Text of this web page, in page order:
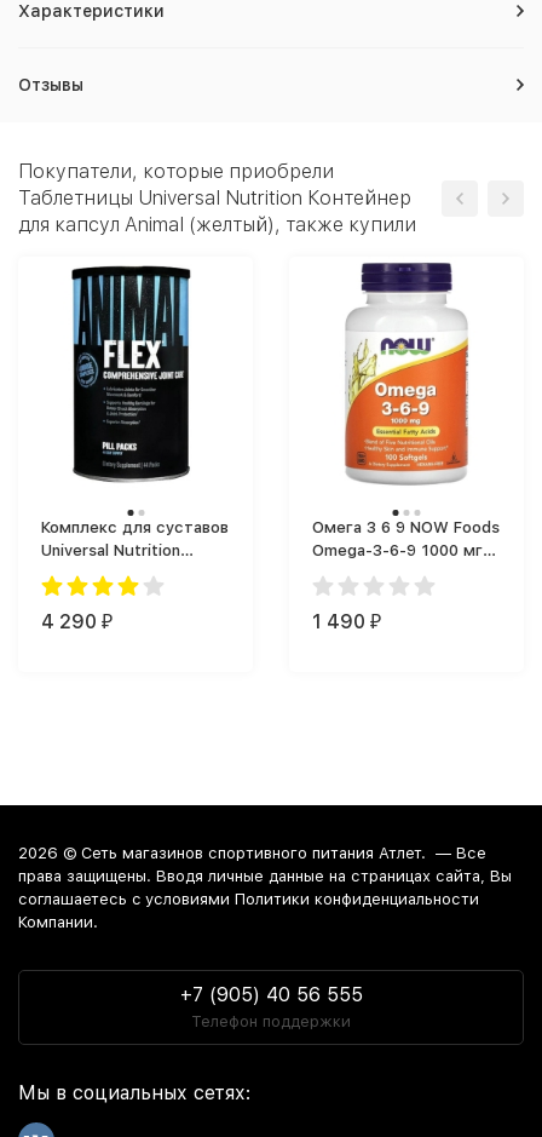
Характеристики
Отзывы
Покупатели, которые приобрели
Таблетницы Universal Nutrition Контейнер
для капсул Animal (желтый), также купили
Комплекс для суставов
Universal Nutrition
Animal Flex (44 таб.)
4 290 ₽
Омега 3 6 9 NOW Foods
Omega-3-6-9 1000 мг
(100 капс.)
1 490 ₽
2026 © Сеть магазинов спортивного питания Атлет. — Все
права защищены. Вводя личные данные на страницах сайта, Вы
соглашаетесь c условиями Политики конфиденциальности
Компании.
+7 (905) 40 56 555
Телефон поддержки
Мы в социальных сетях: